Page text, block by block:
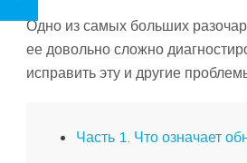
Одно из самых больших
ее довольно сложно
исправить эту и другие
Часть 1. Что означает